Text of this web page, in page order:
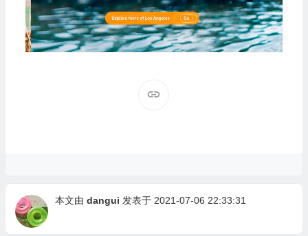
本文由 dangui 发表于 2021-07-06 22:33:31